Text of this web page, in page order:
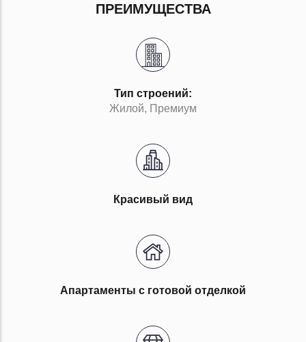
ПРЕИМУЩЕСТВА
Тип строений:
Жилой, Премиум
Красивый вид
Апартаменты с готовой отделкой